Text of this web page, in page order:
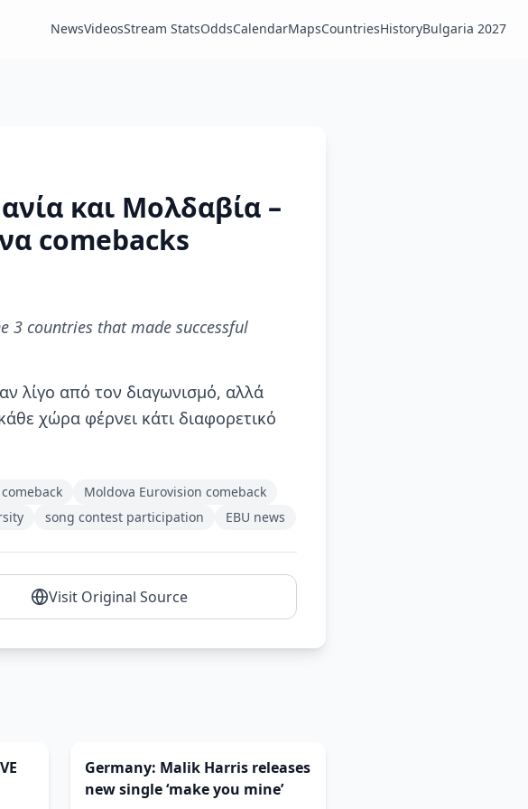
NewsVideosStream StatsOddsCalendarMapsCountriesHistoryBulgaria 2027
και Μολδαβία –
comebacks
3 countries that made successful
λίγο από τον διαγωνισμό, αλλά
χώρα φέρνει κάτι διαφορετικό
Moldova Eurovision comeback
song contest participation EBU news
Visit Original Source
Germany: Malik Harris releases
new single ‘make you mine’